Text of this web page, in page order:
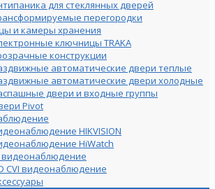
для стеклянных дверей
перегородки
и камеры хранения
ключницы TRAKA
конструкции
автоматические двери теплые
автоматические двери холодные
двери и входные группы
Pivot
HIKVISION
HiWatch
видеонаблюдение
CVI видеонаблюдение